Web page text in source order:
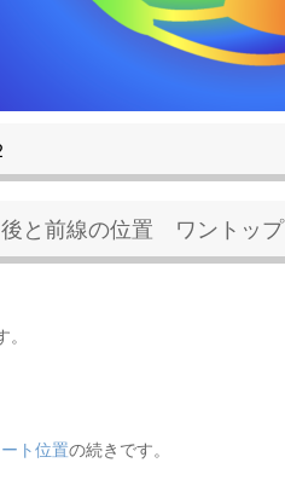
と前線の位置 ワントップ
ト位置の続きです。